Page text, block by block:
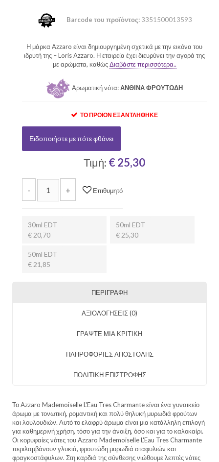
Barcode του προϊόντος:3351500013593
Η μάρκα Azzaro είναι δημιουργημένη σχετικά με την εικόνα του
ιδρυτή της – Loris Azzaro. Η εταιρεία έχει διευρύνει την αγορά της
με αρώματα, καθώςΔιαβάστε περισσότερα..
Αρωματική νότα:ΑΝΘΙΝΑ ΦΡΟΥΤΩΔΗ
ΤΟ ΠΡΟΪΌΝ ΕΞΑΝΤΛΉΘΗΚΕ
Ειδοποιήστε με πότε φθάνει
Τιμή: € 25,30
- + Επιθυμητό
30ml EDT
€ 20,70
50ml EDT
€ 25,30
50ml EDT
€ 21,85
ΠΕΡΙΓΡΑΦΉ
ΑΞΙΟΛΟΓΉΣΕΙΣ (0)
ΓΡΑΨΤΕ ΜΙΑ ΚΡΙΤΙΚΗ
ΠΛΗΡΟΦΟΡΙΕΣ ΑΠΟΣΤΟΛΗΣ
ΠΟΛΙΤΙΚΗ ΕΠΙΣΤΡΟΦΗΣ
Το Azzaro Mademoiselle L'Eau Tres Charmante είναι ένα γυναικείο
άρωμα με τονωτική, ρομαντική και πολύ θηλυκή μυρωδιά φρούτων
και λουλουδιών. Αυτό το ελαφρύ άρωμα είναι μια κατάλληλη επιλογή
για καθημερινή χρήση, τόσο για την άνοιξη, όσο και για το καλοκαίρι.
Οι κορυφαίες νότες του Azzaro Mademoiselle L'Eau Tres Charmante
περιλαμβάνουν γλυκιά, φρουτώδη μυρωδιά σταφυλιών και
φραγκοστάφυλων. Στη καρδιά της σύνθεσης νιώθουμε λεπτές νότες